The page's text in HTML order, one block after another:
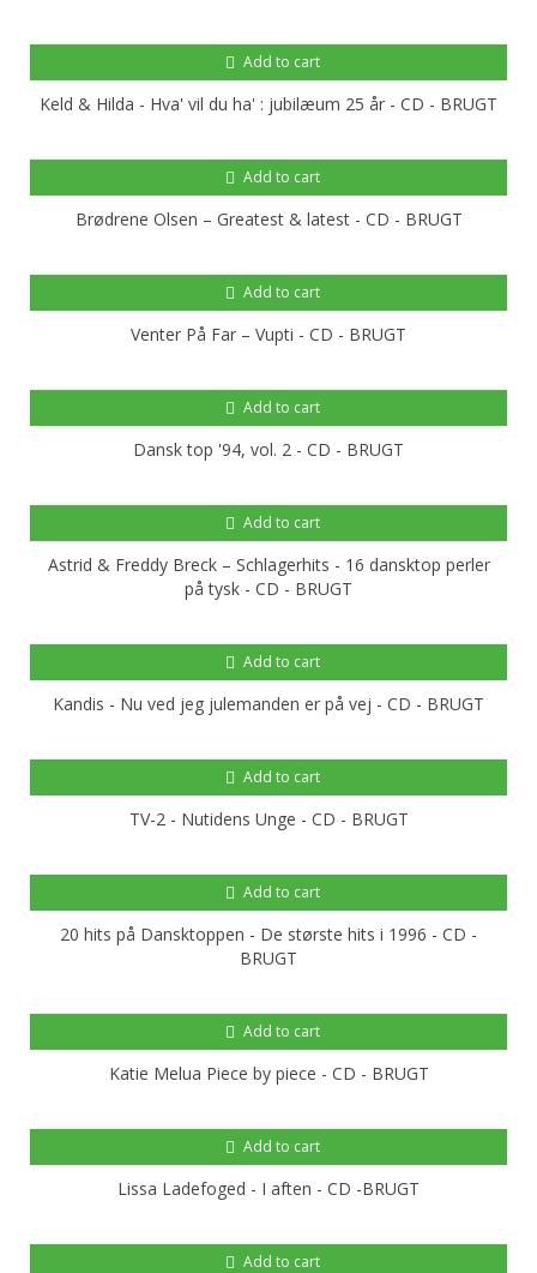
Add to cart
Keld & Hilda - Hva' vil du ha' : jubilæum 25 år - CD - BRUGT
Add to cart
Brødrene Olsen – Greatest & latest - CD - BRUGT
Add to cart
Venter På Far – Vupti - CD - BRUGT
Add to cart
Dansk top '94, vol. 2 - CD - BRUGT
Add to cart
Astrid & Freddy Breck – Schlagerhits - 16 dansktop perler
på tysk - CD - BRUGT
Add to cart
Kandis - Nu ved jeg julemanden er på vej - CD - BRUGT
Add to cart
TV-2 - Nutidens Unge - CD - BRUGT
Add to cart
20 hits på Dansktoppen - De største hits i 1996 - CD -
BRUGT
Add to cart
Katie Melua Piece by piece - CD - BRUGT
Add to cart
Lissa Ladefoged - I aften - CD -BRUGT
Add to cart